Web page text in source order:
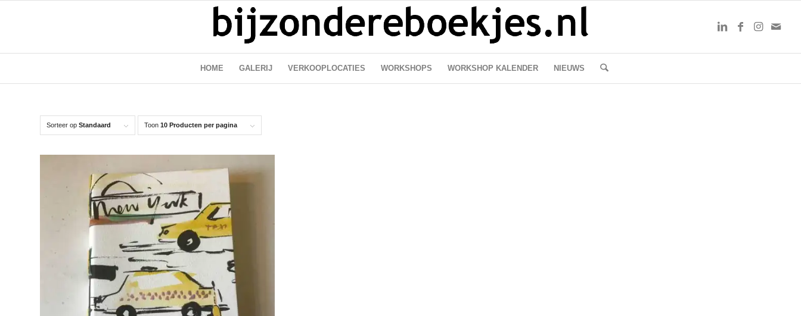
HOME GALERIJ VERKOOPLOCATIES WORKSHOPS WORKSHOP KALENDER NIEUWS
Sorteer op Standaard Toon 10 Producten per pagina